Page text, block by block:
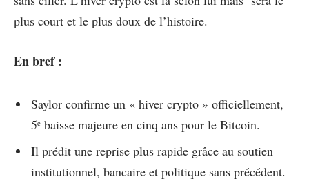
plus court et le plus doux de l’histoire.
En bref :
Saylor confirme un « hiver crypto » officiellement,
5ᵉ baisse majeure en cinq ans pour le Bitcoin.
Il prédit une reprise plus rapide grâce au soutien
institutionnel, bancaire et politique sans précédent.